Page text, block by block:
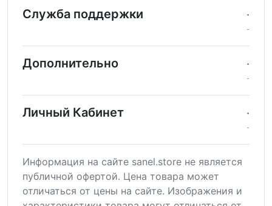
Служба поддержки
Дополнительно
Личный Кабинет
Информация на сайте sanel.store не является
публичной офертой. Цена товара может
отличаться от цены на сайте. Изображения и